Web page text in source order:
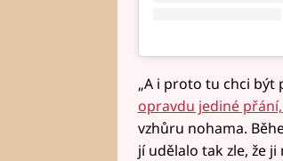
„A i proto tu chci být
opravdu jediné
vzhůru nohama.
jí udělalo tak zle, že